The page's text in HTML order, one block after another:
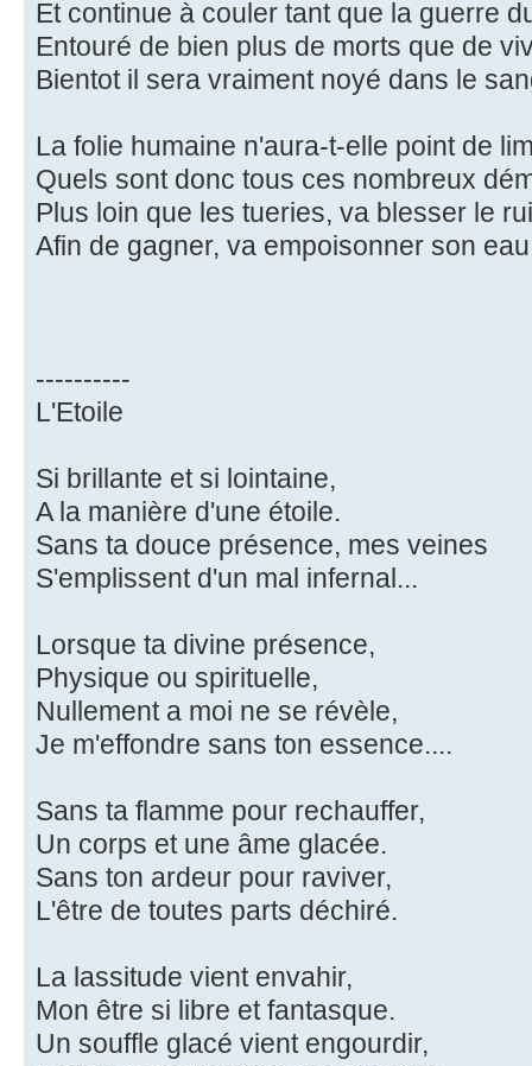
Et continue à couler tant que la guerre
Entouré de bien plus de morts que de
Bientot il sera vraiment noyé dans le
La folie humaine n'aura-t-elle point de
Quels sont donc tous ces nombreux
Plus loin que les tueries, va blesser le
Afin de gagner, va empoisonner son
----------
L'Etoile
Si brillante et si lointaine,
A la manière d'une étoile.
Sans ta douce présence, mes veines
S'emplissent d'un mal infernal...
Lorsque ta divine présence,
Physique ou spirituelle,
Nullement a moi ne se révèle,
Je m'effondre sans ton essence....
Sans ta flamme pour rechauffer,
Un corps et une âme glacée.
Sans ton ardeur pour raviver,
L'être de toutes parts déchiré.
La lassitude vient envahir,
Mon être si libre et fantasque.
Un souffle glacé vient engourdir,